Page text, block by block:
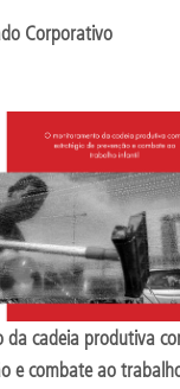
Corporativo
da cadeia produtiva
e combate ao